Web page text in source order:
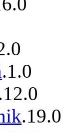
.0
.1.0
12.0
.19.0